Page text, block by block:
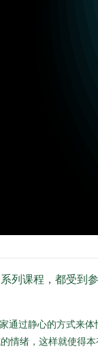
列课程，都受
过静心的方式
绪，这样就使得